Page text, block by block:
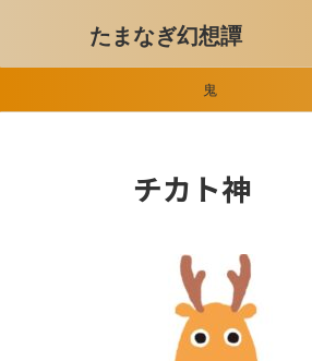
たまなぎ幻想譚
鬼
チカト神